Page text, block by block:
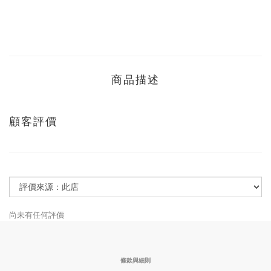
商品描述
顧客評價
尚未有任何評價
條款與細則